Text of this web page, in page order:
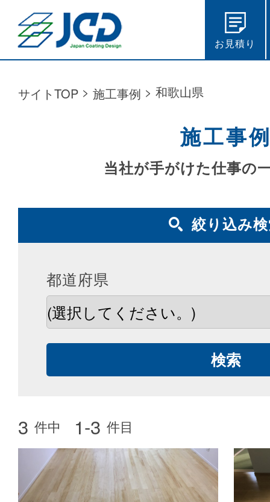
お見積り
サイトTOP > 施工事例 > 和歌山県
施工事
当社が手がけた仕事の
絞り込み
都道府県
3 件中 1-3 件目